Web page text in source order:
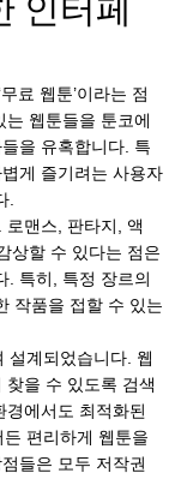
인터페
료 웹툰’이라는 점
웹툰들을 툰코에
을 유혹합니다. 특
게 즐기려는 사용자
.
로맨스, 판타지, 액
상할 수 있다는 점은
. 특히, 특정 장르의
작품을 접할 수 있는
설계되었습니다. 웹
을 수 있도록 검색
에서도 최적화된
편리하게 웹툰을
들은 모두 저작권